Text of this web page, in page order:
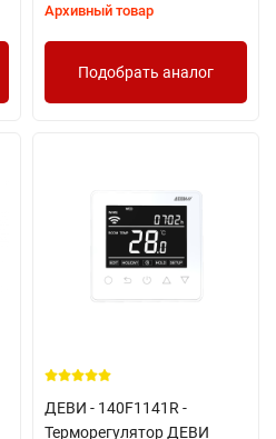
Архивный товар
Подобрать аналог
ДЕВИ - 140F1141R -
Терморегулятор ДЕВИ